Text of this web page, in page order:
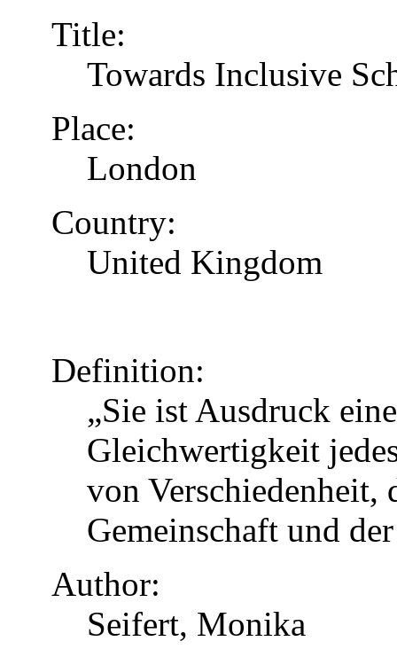
Title:
Towards Inclusive
Place:
London
Country:
United Kingdom
Definition:
„Sie ist Ausdruck
Gleichwertigkeit
von Verschiedenheit,
Gemeinschaft und
Author:
Seifert, Monika